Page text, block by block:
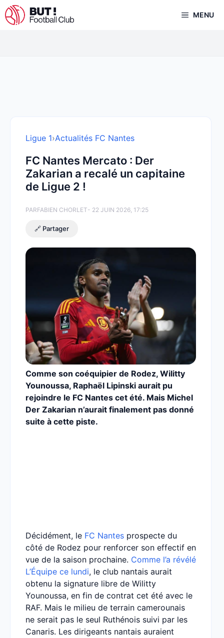
Aller
au
MENU
Ligue 1›Actualités FC Nantes
FC Nantes Mercato : Der
Zakarian a recalé un capitaine
de Ligue 2 !
PARFABIEN CHORLET- 22 JUIN 2026, 17:25
🔗 Partager
Comme son coéquipier de Rodez, Wilitty
Younoussa, Raphaël Lipinski aurait pu
rejoindre le FC Nantes cet été. Mais Michel
Der Zakarian n’aurait finalement pas donné
suite à cette piste.
Décidément, le FC Nantes prospecte du
côté de Rodez pour renforcer son effectif en
vue de la saison prochaine. Comme l’a révélé
L’Équipe ce lundi, le club nantais aurait
obtenu la signature libre de Wilitty
Younoussa, en fin de contrat cet été avec le
RAF. Mais le milieu de terrain camerounais
ne serait pas le seul Ruthénois suivi par les
Canaris. Les dirigeants nantais auraient